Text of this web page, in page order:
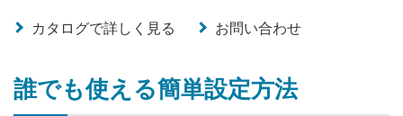
カタログで詳しく見る お問い合わせ
誰でも使える簡単設定方法